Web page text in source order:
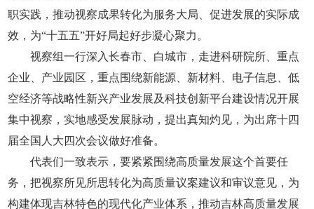
职实践，推动视察成果转化为服务大局、促进发展的实际成
效，为“十五五”开好局起好步凝心聚力。
视察组一行深入长春市、白城市，走进科研院所、重点
企业、产业园区，重点围绕新能源、新材料、电子信息、低
空经济等战略性新兴产业发展及科技创新平台建设情况开展
集中视察，实地感受发展脉动，提出真知灼见，为出席十四
届全国人大四次会议做好准备。
代表们一致表示，要紧紧围绕高质量发展这个首要任
务，把视察所见所思转化为高质量议案建议和审议意见，为
构建体现吉林特色的现代化产业体系，推动吉林高质量发展